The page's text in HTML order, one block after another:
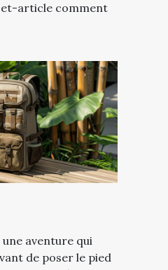
article comment
aventure qui
de poser le pied